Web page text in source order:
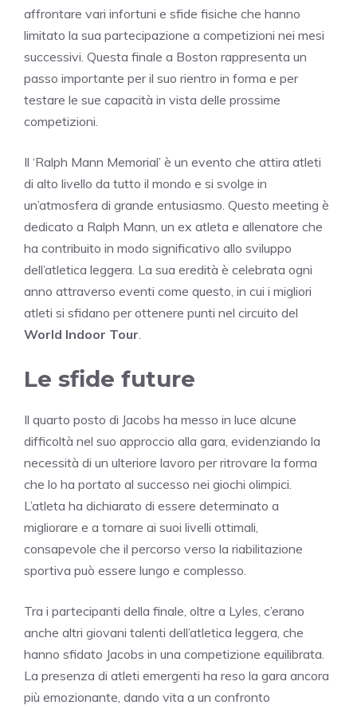
affrontare vari infortuni e sfide fisiche che hanno
limitato la sua partecipazione a competizioni nei mesi
successivi. Questa finale a Boston rappresenta un
passo importante per il suo rientro in forma e per
testare le sue capacità in vista delle prossime
competizioni.
Il ‘Ralph Mann Memorial’ è un evento che attira atleti
di alto livello da tutto il mondo e si svolge in
un’atmosfera di grande entusiasmo. Questo meeting è
dedicato a Ralph Mann, un ex atleta e allenatore che
ha contribuito in modo significativo allo sviluppo
dell’atletica leggera. La sua eredità è celebrata ogni
anno attraverso eventi come questo, in cui i migliori
atleti si sfidano per ottenere punti nel circuito del
World Indoor Tour
Le sfide future
Il quarto posto di Jacobs ha messo in luce alcune
difficoltà nel suo approccio alla gara, evidenziando la
necessità di un ulteriore lavoro per ritrovare la forma
che lo ha portato al successo nei giochi olimpici.
L’atleta ha dichiarato di essere determinato a
migliorare e a tornare ai suoi livelli ottimali,
consapevole che il percorso verso la riabilitazione
sportiva può essere lungo e complesso.
Tra i partecipanti della finale, oltre a Lyles, c’erano
anche altri giovani talenti dell’atletica leggera, che
hanno sfidato Jacobs in una competizione equilibrata.
La presenza di atleti emergenti ha reso la gara ancora
più emozionante, dando vita a un confronto